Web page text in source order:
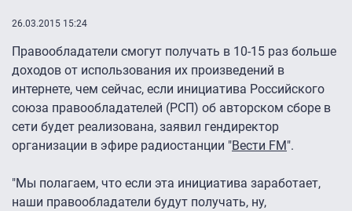
26.03.2015 15:24
Правообладатели смогут получать в 10-15 раз больше
доходов от использования их произведений в
интернете, чем сейчас, если инициатива Российского
союза правообладателей (РСП) об авторском сборе в
сети будет реализована, заявил гендиректор
организации в эфире радиостанции "Вести FM".
"Мы полагаем, что если эта инициатива заработает,
наши правообладатели будут получать, ну,